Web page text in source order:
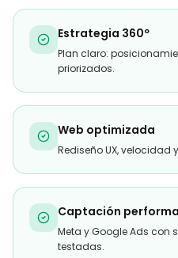
Estrategia 360º
Plan claro:
priorizados.
Web optimizada
Rediseño UX, velocidad
Captación
Meta y Google Ads con
testadas.